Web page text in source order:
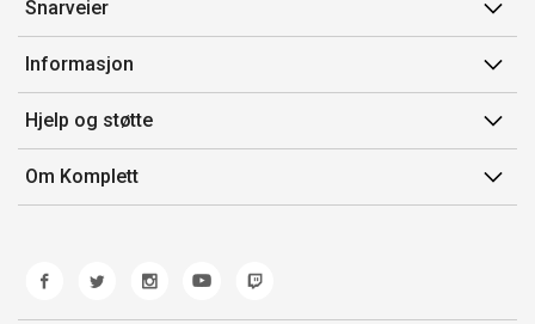
Snarveier
Min side
Ordreoversikt
Flex
Komplett Club
Informasjon
Salgsbetingelser
Medlemsvilkår for Komplett Club
Merker/produsent
Hjelp og støtte
Kontakt oss
Kundeservice
Retur
Om Komplett